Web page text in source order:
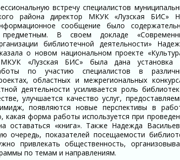
встречу специалистов
района директор МКУК «Лузская БИС»
сообщение было
В своем докладе
библиотечной деятельности»
о новом национальном проекте
МКУК «Лузская БИС» была дана установка
по участию специалистов в
областных и межрегиональных
деятельности усиливается роль
улучшается качество услуг,
появляются новые перспективы в
форма работы используется при
оставаться «книга». Также Надежда
очередь, показателей посещаемости
привлекать общественность,
по темам и направлениям.